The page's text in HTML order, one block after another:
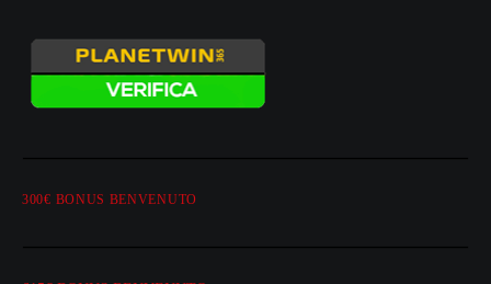
300€ BONUS BENVENUTO